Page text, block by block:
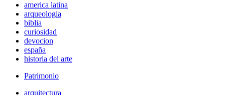
america latina
arqueologia
biblia
curiosidad
devocion
españa
historia del arte
Patrimonio
arquitectura